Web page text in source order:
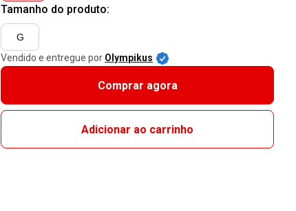
Tamanho do produto:
G
Vendido e entregue por Olympikus
Comprar agora
Adicionar ao carrinho